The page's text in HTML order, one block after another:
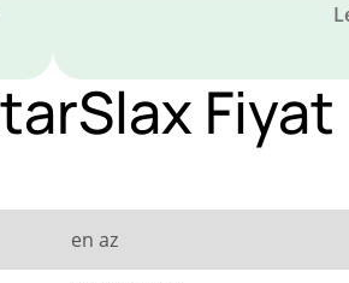
Fiyat
en az